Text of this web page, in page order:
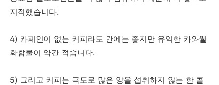
지적했습니다.
4) 카페인이 없는 커피라도 간에는 좋지만 유익한 카와웰
화합물이 약간 적습니다.
5) 그리고 커피는 극도로 많은 양을 섭취하지 않는 한 콜